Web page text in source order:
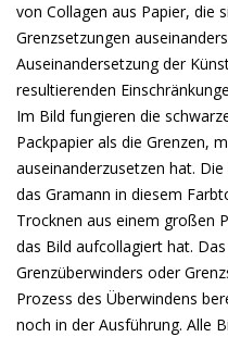
von Collagen aus Papier, die
Grenzsetzungen
Auseinandersetzung der
resultierenden
Im Bild fungieren die
Packpapier als die Grenzen,
auseinanderzusetzen hat.
das Gramann in diesem
Trocknen aus einem großen
das Bild aufcollagiert hat.
Grenzüberwinders oder
Prozess des Überwindens
noch in der Ausführung. Alle